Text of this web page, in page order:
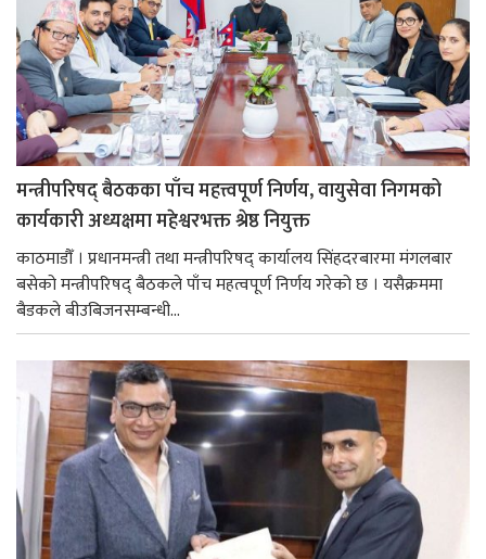
मन्त्रीपरिषद् बैठकका पाँच महत्त्वपूर्ण निर्णय, वायुसेवा निगमको
कार्यकारी अध्यक्षमा महेश्वरभक्त श्रेष्ठ नियुक्त
काठमाडौँ । प्रधानमन्त्री तथा मन्त्रीपरिषद् कार्यालय सिंहदरबारमा मंगलबार
बसेको मन्त्रीपरिषद् बैठकले पाँच महत्वपूर्ण निर्णय गरेको छ । यसैक्रममा
बैडकले बीउबिजनसम्बन्धी...